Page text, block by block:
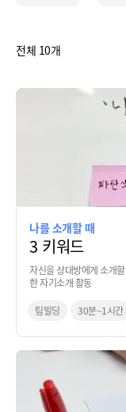
전체 10개
나를 소개할 때
3 키워드
자신을 상대방에게 소개
한 자기소개 활동
팀빌딩 30분~1시간